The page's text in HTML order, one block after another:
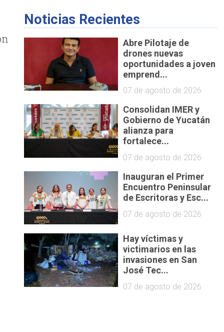
Noticias Recientes
Abre Pilotaje de
drones nuevas
oportunidades a joven
emprend...
07 de agosto de 2026
Consolidan IMER y
Gobierno de Yucatán
alianza para
fortalece...
07 de agosto de 2026
Inauguran el Primer
Encuentro Peninsular
de Escritoras y Esc...
07 de agosto de 2026
Hay víctimas y
victimarios en las
invasiones en San
José Tec...
07 de agosto de 2026